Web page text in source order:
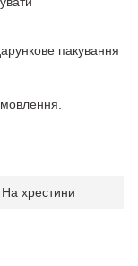
пакування
хрестини